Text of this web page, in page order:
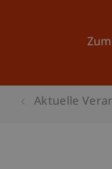
Aktuelle